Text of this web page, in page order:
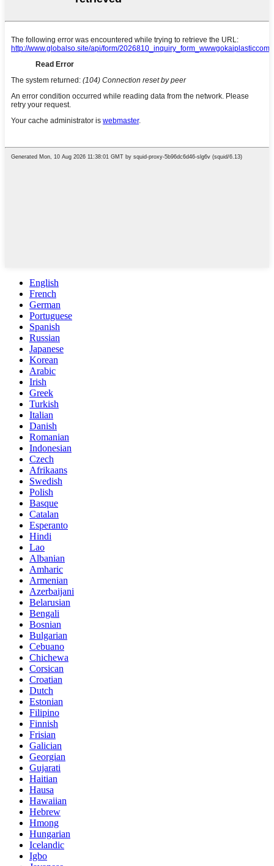
English
French
German
Portuguese
Spanish
Russian
Japanese
Korean
Arabic
Irish
Greek
Turkish
Italian
Danish
Romanian
Indonesian
Czech
Afrikaans
Swedish
Polish
Basque
Catalan
Esperanto
Hindi
Lao
Albanian
Amharic
Armenian
Azerbaijani
Belarusian
Bengali
Bosnian
Bulgarian
Cebuano
Chichewa
Corsican
Croatian
Dutch
Estonian
Filipino
Finnish
Frisian
Galician
Georgian
Gujarati
Haitian
Hausa
Hawaiian
Hebrew
Hmong
Hungarian
Icelandic
Igbo